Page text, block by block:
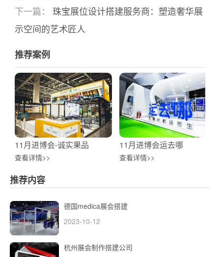
下一篇：
珠宝展位设计搭建服务商：塑造奢华展
示空间的艺术匠人
推荐案例
11月进博会-诚实果品
查看详情>>
11月进博会运去哪
查看详情>>
推荐内容
德国medica展会搭建
2023-10-12
杭州展会制作搭建公司